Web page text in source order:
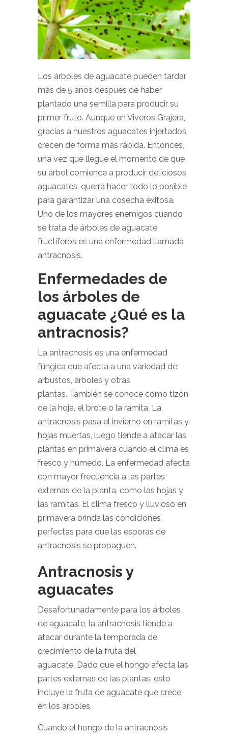
Los árboles de aguacate pueden tardar
más de 5 años después de haber
plantado una semilla para producir su
primer fruto. Aunque en Viveros Grajera,
gracias a nuestros aguacates injertados,
crecen de forma más rápida. Entonces,
una vez que llegue el momento de que
su árbol comience a producir deliciosos
aguacates, querrá hacer todo lo posible
para garantizar una cosecha exitosa.
Uno de los mayores enemigos cuando
se trata de árboles de aguacate
fructíferos es una enfermedad llamada
antracnosis.
Enfermedades de
los árboles de
aguacate ¿Qué es la
antracnosis?
La antracnosis es una enfermedad
fúngica que afecta a una variedad de
arbustos, árboles y otras
plantas. También se conoce como tizón
de la hoja, el brote o la ramita. La
antracnosis pasa el invierno en ramitas y
hojas muertas, luego tiende a atacar las
plantas en primavera cuando el clima es
fresco y húmedo. La enfermedad afecta
con mayor frecuencia a las partes
externas de la planta, como las hojas y
las ramitas. El clima fresco y lluvioso en
primavera brinda las condiciones
perfectas para que las esporas de
antracnosis se propaguen.
Antracnosis y
aguacates
Desafortunadamente para los árboles
de aguacate, la antracnosis tiende a
atacar durante la temporada de
crecimiento de la fruta del
aguacate. Dado que el hongo afecta las
partes externas de las plantas, esto
incluye la fruta de aguacate que crece
en los árboles.
Cuando el hongo de la antracnosis